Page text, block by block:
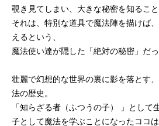
覗き見てしまい、大きな秘密を知ること
それは、特別な道具で魔法陣を描けば
えるという、
魔法使い達が隠した「絶対の秘密」だ
壮麗で幻想的な世界の裏に影を落とす
法の歴史。
「知らざる者（ふつうの子） 」として
子として魔法を学ぶことになったココは